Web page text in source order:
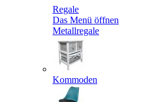
Regale
Das Menü öffnen
Metallregale
Kommoden